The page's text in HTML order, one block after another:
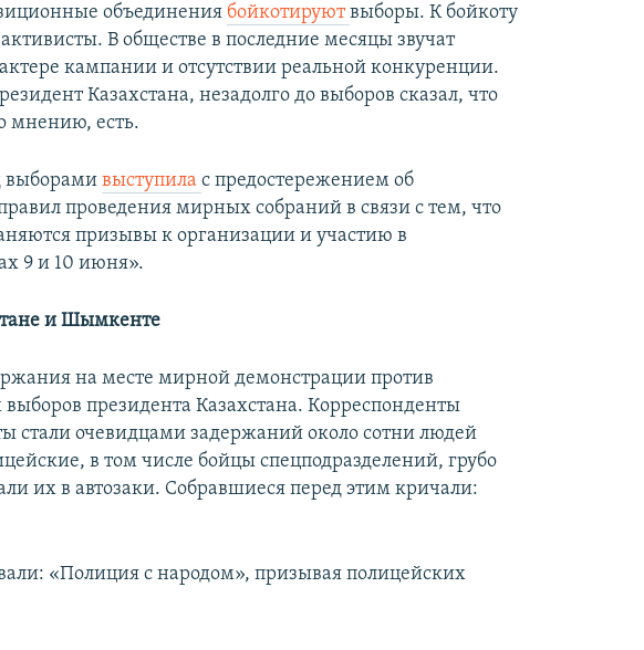
объединения бойкотируютвыборы. К бойкоту
В обществе в последние месяцы звучат
кампании и отсутствии реальной конкуренции.
Казахстана, незадолго до выборов сказал, что
мнению, есть.
выборами выступила с предостережением об
проведения мирных собраний в связи с тем, что
призывы к организации и участию в
9 и 10 июня».
и Шымкенте
на месте мирной демонстрации против
президента Казахстана. Корреспонденты
стали очевидцами задержаний около сотни людей
в том числе бойцы спецподразделений, грубо
их в автозаки. Собравшиеся перед этим кричали:
«Полиция с народом», призывая полицейских